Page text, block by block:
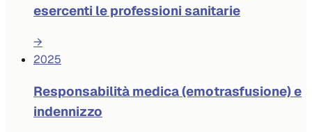
esercenti le professioni sanitarie
→
2025
Responsabilità medica (emotrasfusione) e
indennizzo